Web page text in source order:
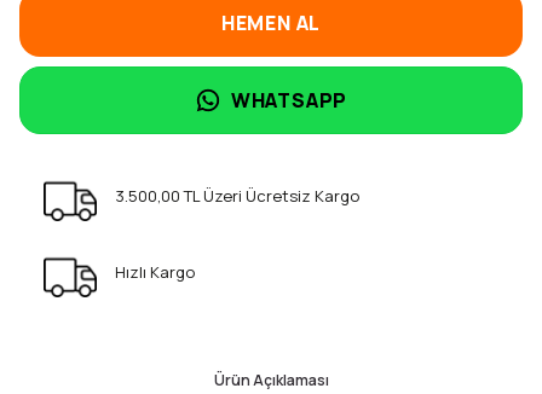
HEMEN AL
WHATSAPP
3.500,00 TL Üzeri Ücretsiz Kargo
Hızlı Kargo
Ürün Açıklaması